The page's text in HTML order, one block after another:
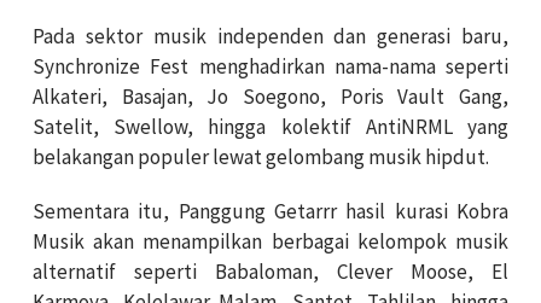
Pada sektor musik independen dan generasi baru,
Synchronize Fest menghadirkan nama-nama seperti
Alkateri, Basajan, Jo Soegono, Poris Vault Gang,
Satelit, Swellow, hingga kolektif AntiNRML yang
belakangan populer lewat gelombang musik hipdut.
Sementara itu, Panggung Getarrr hasil kurasi Kobra
Musik akan menampilkan berbagai kelompok musik
alternatif seperti Babaloman, Clever Moose, El